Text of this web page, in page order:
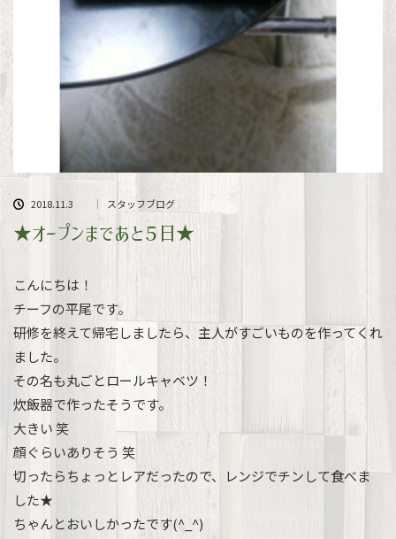
2018.11.3 スタッフブログ
★オープンまであと５日★
こんにちは！
チーフの平尾です。
研修を終えて帰宅しましたら、主人がすごいものを作ってくれ
ました。
その名も丸ごとロールキャベツ！
炊飯器で作ったそうです。
大きい 笑
顔ぐらいありそう 笑
切ったらちょっとレアだったので、レンジでチンして食べま
した★
ちゃんとおいしかったです(^_^)